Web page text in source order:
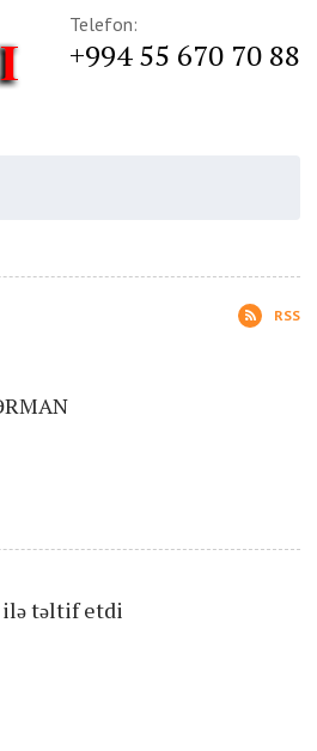
Telefon:
+994 55 670 70 88
RSS
ilə təltif etdi